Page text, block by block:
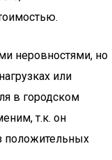
неровностями, но
или
в городском
т.к. он
положительных